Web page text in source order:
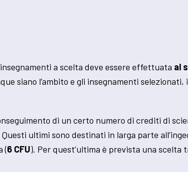
a scelta deve essere effettuata al
siano l’ambito e gli insegnamenti
di un certo numero di crediti di
ultimi sono destinati in larga parte
(6 CFU). Per quest’ultima è prevista una scelta